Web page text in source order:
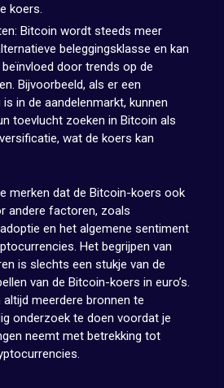
koers.
Bitcoin wordt steeds meer
beleggingsklasse en kan
door trends op de
Bijvoorbeeld, als er een
in de aandelenmarkt, kunnen
toevlucht zoeken in Bitcoin als
wat de koers kan
merken dat de Bitcoin-koers ook
andere factoren, zoals
en het algemene sentiment
Het begrijpen van
is slechts een stukje van de
van de Bitcoin-koers in euro’s.
meerdere bronnen te
onderzoek te doen voordat je
neemt met betrekking tot